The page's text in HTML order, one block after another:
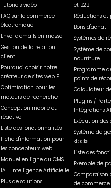
Tutoriels vidéo
FAQ sur le commerce
électronique
Envoi d'emails en masse
Gestion de la relation
client
Pourquoi choisir notre
créateur de sites web ?
Optimisation pour les
moteurs de recherche
Conception mobile et
réactive
Liste des fonctionnalités
Fiche d'information pour
les concepteurs web
Manuel en ligne du CMS
IA - Intelligence Artificielle
Plus de solutions
et B2B
Réductions et
Bons d'achat
Systèmes de
Système de
nourriture
Programme
points de
Calculateur
Plugins /
Intégrations
Exécution
Système de
stocks
Liste des
Exemple de
Comparaison
de